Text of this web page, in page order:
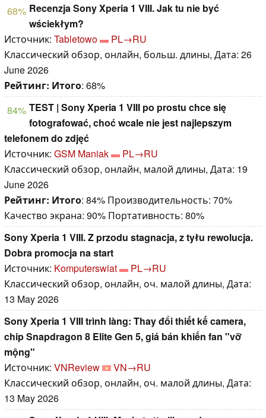
68% Recenzja Sony Xperia 1 VIII. Jak tu nie być
wściekłym?
Источник: Tabletowo
PL→RU
Классический обзор, онлайн, больш. длины, Дата: 26
June 2026
Рейтинг: Итого: 68%
84% TEST | Sony Xperia 1 VIII po prostu chce się
fotografować, choć wcale nie jest najlepszym
telefonem do zdjęć
Источник: GSM Maniak
PL→RU
Классический обзор, онлайн, малой длины, Дата: 19
June 2026
Рейтинг: Итого: 84% Производительность: 70%
Качество экрана: 90% Портативность: 80%
Sony Xperia 1 VIII. Z przodu stagnacja, z tyłu rewolucja.
Dobra promocja na start
Источник: Komputerswiat
PL→RU
Классический обзор, онлайн, оч. малой длины, Дата:
13 May 2026
Sony Xperia 1 VIII trình làng: Thay đổi thiết kế camera,
chip Snapdragon 8 Elite Gen 5, giá bán khiến fan "vỡ
mộng"
Источник: VNReview
VN→RU
Классический обзор, онлайн, оч. малой длины, Дата:
13 May 2026